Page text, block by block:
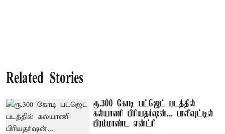
Related Stories
ரூ.300 கோடி பட்ஜெட் படத்தில்
கல்யாணி பிரியதர்ஷன்... பாலிவுட்டில்
பிரம்மாண்ட என்ட்ரி